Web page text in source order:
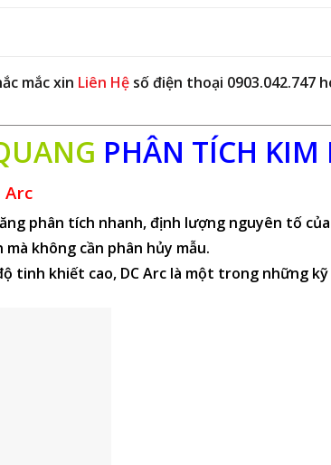
mắc xin Liên Hệ số điện thoại 0903.042.747
PHÂN TÍCH KIM
Arc
phân tích nhanh, định lượng nguyên tố của
không cần phân hủy mẫu.
tinh khiết cao, DC Arc là một trong những